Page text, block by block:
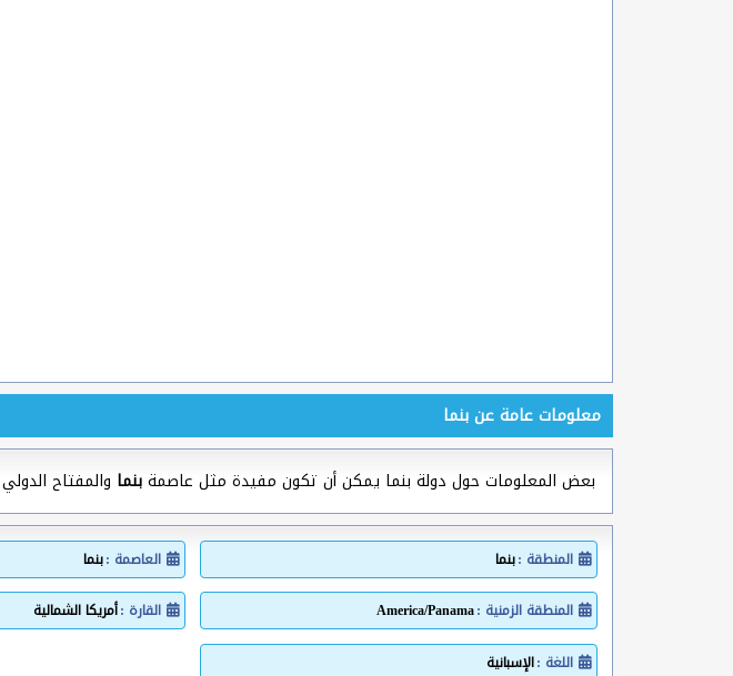
معلومات عامة عن بنما
بعض المعلومات حول دولة بنما يمكن أن تكون مفيدة مثل عاصمةبنما والمفتاح
المنطقة :بنما العاصمة :بنما
المنطقة الزمنية :America/Panama القارة :أمريكا الشمالية
اللغة :الإسبانية